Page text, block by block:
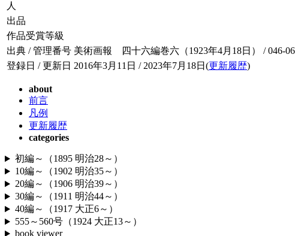
人
出品
作品受賞等級
出典 / 管理番号 美術画報 四十六編巻六（1923年4月18日） / 046-
登録日 / 更新日 2016年3月11日 / 2023年7月18日(更新履歴)
about
前言
凡例
更新履歴
categories
初編～（1895 明治28～）
10編～（1902 明治35～）
20編～（1906 明治39～）
30編～（1911 明治44～）
40編～（1917 大正6～）
555～560号（1924 大正13～）
book viewer